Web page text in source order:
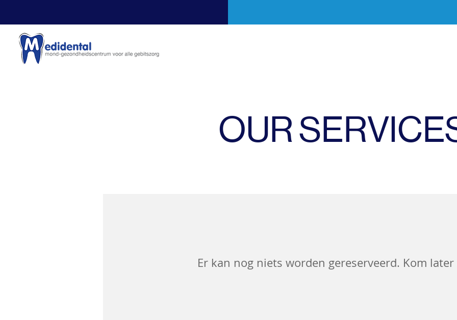
OUR
Er kan nog niets worden gereserveerd. Kom